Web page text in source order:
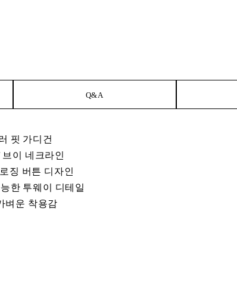
Q&A
핏 가디건
이 네크라인
징 버튼 디자인
한 투웨이 디테일
벼운 착용감